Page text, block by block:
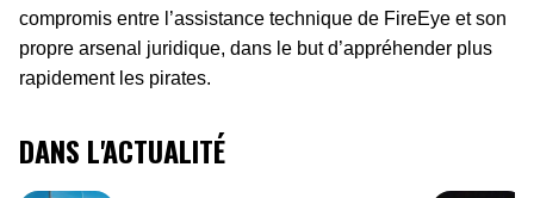
compromis entre l’assistance technique de FireEye et son
propre arsenal juridique, dans le but d’appréhender plus
rapidement les pirates.
DANS L'ACTUALITÉ